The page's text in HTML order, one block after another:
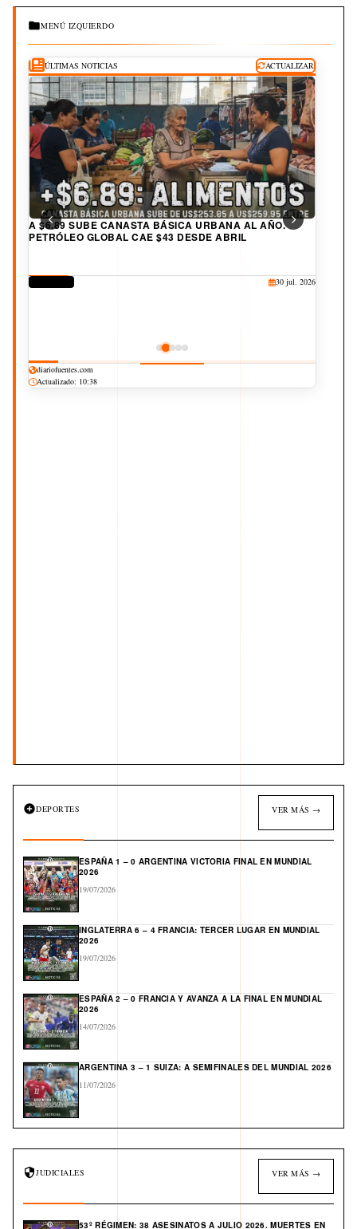
MENÚ IZQUIERDO
ÚLTIMAS NOTICIAS ACTUALIZAR
A $6.89 SUBE CANASTA BÁSICA URBANA AL AÑO.
PETRÓLEO GLOBAL CAE $43 DESDE ABRIL
DERECHOS
30 jul. 2026
diariofuentes.com
Actualizado: 10:38
DEPORTES VER MÁS →
ESPAÑA 1 – 0 ARGENTINA VICTORIA FINAL EN MUNDIAL
2026
19/07/2026
INGLATERRA 6 – 4 FRANCIA: TERCER LUGAR EN MUNDIAL
2026
19/07/2026
ESPAÑA 2 – 0 FRANCIA Y AVANZA A LA FINAL EN MUNDIAL
2026
14/07/2026
ARGENTINA 3 – 1 SUIZA: A SEMIFINALES DEL MUNDIAL 2026
11/07/2026
JUDICIALES VER MÁS →
53º RÉGIMEN: 38 ASESINATOS A JULIO 2026. MUERTES EN